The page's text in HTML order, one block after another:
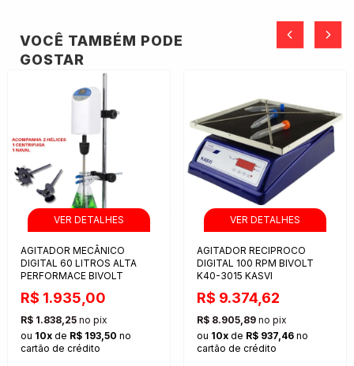
VOCÊ TAMBÉM PODE
GOSTAR
AGITADOR MECÂNICO
DIGITAL 60 LITROS ALTA
PERFORMACE BIVOLT
R$ 1.935,00
R$ 1.838,25 no pix
ou 10x de R$ 193,50 no
cartão de crédito
AGITADOR RECIPROCO
DIGITAL 100 RPM BIVOLT
K40-3015 KASVI
R$ 9.374,62
R$ 8.905,89 no pix
ou 10x de R$ 937,46 no
cartão de crédito